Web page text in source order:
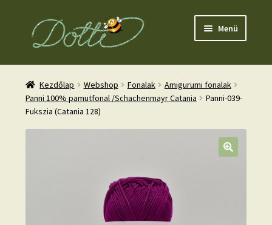
Ugrás
Kilépés
Menü
Kezdőlap Webshop Fonalak
Amigurumi fonalak
Panni 100% pamutfonal /Schachenmayr Catania
Panni-039-
Fukszia (Catania 128)